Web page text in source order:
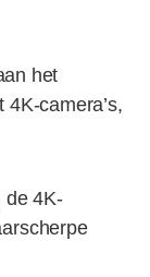
het
camera’s,
de 4K-